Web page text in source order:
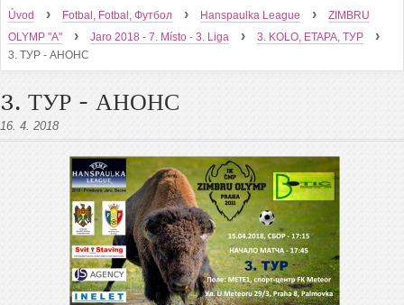
Úvod › Fotbal, Fotbal, Футбол › Hanspaulka League ›
ZIMBRU
OLYMP "A"
› Jaro 2018 - 7. Místo - 3. Liga › 3. KOLO, ETAPA, ТУР ›
3. ТУР - АНОНС
3. ТУР - АНОНС
16. 4. 2018